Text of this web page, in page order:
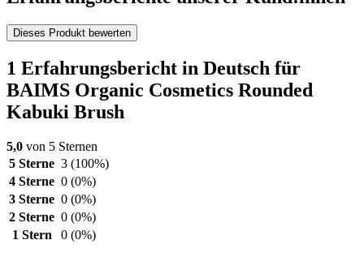
Dieses Produkt bewerten
1 Erfahrungsbericht in Deutsch für
BAIMS Organic Cosmetics Rounded
Kabuki Brush
5,0 von 5 Sternen
5 Sterne 3 (100%)
4 Sterne 0 (0%)
3 Sterne 0 (0%)
2 Sterne 0 (0%)
1 Stern
0 (0%)